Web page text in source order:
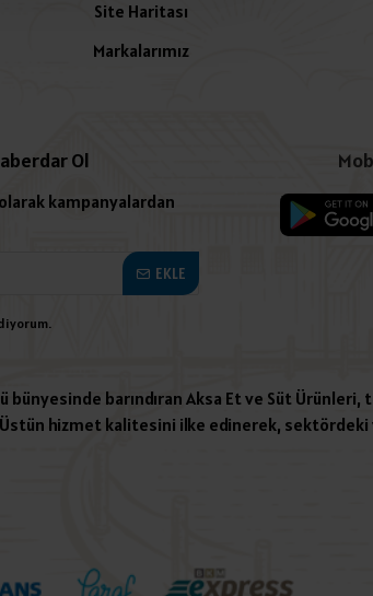
Site Haritası
Markalarımız
Ol
kampanyalardan
EKLE
bünyesinde barındıran Aksa Et ve Süt
hizmet kalitesini ilke edinerek,